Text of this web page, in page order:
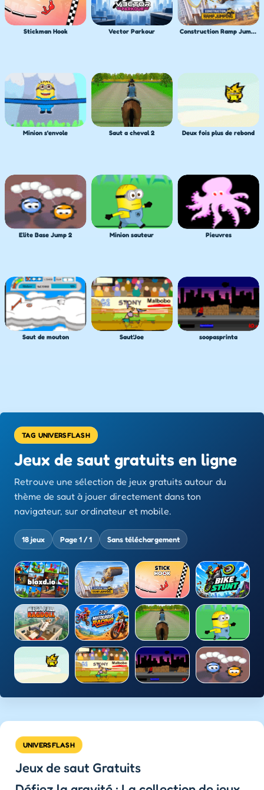
Stickman Hook Vector Parkour Construction Ramp Jumping
Minion s'envole Saut a cheval 2 Deux fois plus de rebond
Elite Base Jump 2 Minion sauteur Pieuvres
Saut de mouton Saut'Joe soopasprinta
TAG UNIVERSFLASH
Jeux de saut gratuits en ligne
Retrouve une sélection de jeux gratuits autour du
thème de saut à jouer directement dans ton
navigateur, sur ordinateur et mobile.
18 jeux Page 1 / 1 Sans téléchargement
UNIVERSFLASH
Jeux de saut Gratuits